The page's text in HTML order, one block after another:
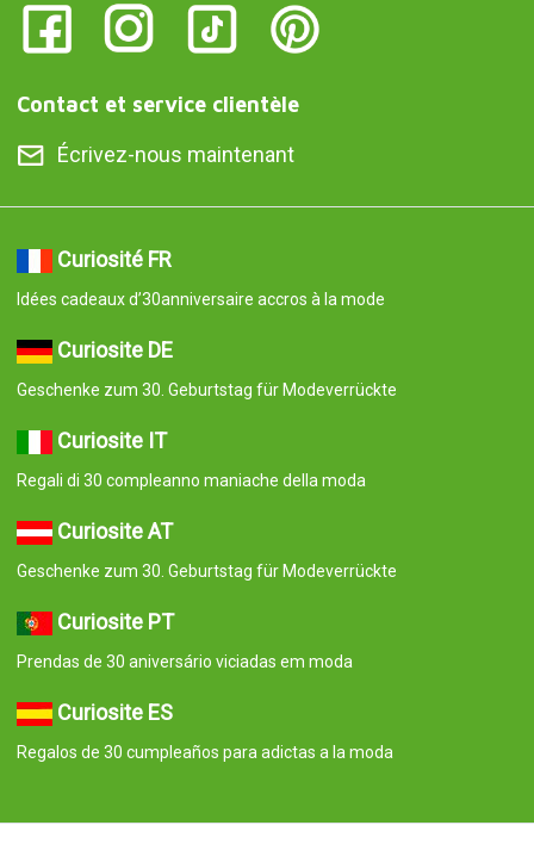
Contact et service clientèle
Écrivez-nous maintenant
Curiosité FR
Idées cadeaux d’30anniversaire accros à la mode
Curiosite DE
Geschenke zum 30. Geburtstag für Modeverrückte
Curiosite IT
Regali di 30 compleanno maniache della moda
Curiosite AT
Geschenke zum 30. Geburtstag für Modeverrückte
Curiosite PT
Prendas de 30 aniversário viciadas em moda
Curiosite ES
Regalos de 30 cumpleaños para adictas a la moda